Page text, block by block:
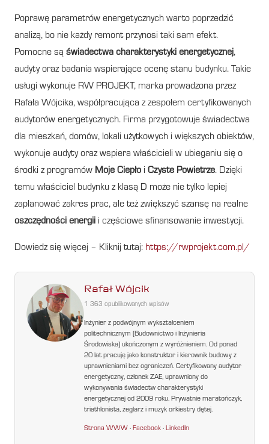
Poprawę parametrów energetycznych warto poprzedzić
analizą, bo nie każdy remont przynosi taki sam efekt.
Pomocne są świadectwa charakterystyki energetycznej,
audyty oraz badania wspierające ocenę stanu budynku. Takie
usługi wykonuje RW PROJEKT, marka prowadzona przez
Rafała Wójcika, współpracująca z zespołem certyfikowanych
audytorów energetycznych. Firma przygotowuje świadectwa
dla mieszkań, domów, lokali użytkowych i większych obiektów,
wykonuje audyty oraz wspiera właścicieli w ubieganiu się o
środki z programów Moje Ciepło i Czyste Powietrze. Dzięki
temu właściciel budynku z klasą D może nie tylko lepiej
zaplanować zakres prac, ale też zwiększyć szansę na realne
oszczędności energii i częściowe sfinansowanie inwestycji.
Dowiedz się więcej – Kliknij tutaj: https://rwprojekt.com.pl/
Rafał Wójcik
1 363 opublikowanych wpisów
Inżynier z podwójnym wykształceniem
politechnicznym (Budownictwo i Inżynieria
Środowiska) ukończonym z wyróżnieniem. Od ponad
20 lat pracuję jako konstruktor i kierownik budowy z
uprawnieniami bez ograniczeń. Certyfikowany audytor
energetyczny, członek ZAE, uprawniony do
wykonywania świadectw charakterystyki
energetycznej od 2009 roku. Prywatnie maratończyk,
triathlonista, żeglarz i muzyk orkiestry dętej.
Strona WWW ·Facebook ·LinkedIn